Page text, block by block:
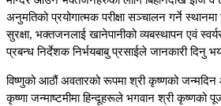
अनुमतिको प्रयोगात्मक परीक्षा सञ्चालन गर्ने स्थानमा
सुरक्षा, भक्तजनलाई खानेपानीको व्यबस्थापन एवं
प्रबन्ध निर्देशक निर्भयबाबु प्रसाईले जानकारी दिनु
विष्णुको आठौं अवतारको रूपमा श्री कृष्णको
कृष्णा जन्माष्टमीमा हिन्दूहरूले भगवान श्री कृष्णको